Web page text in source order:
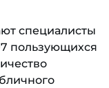
специалисты
пользующихся